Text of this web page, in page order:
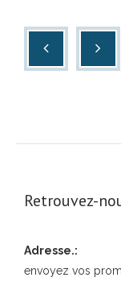
Retrouvez-
Adresse.:
envoyez vos